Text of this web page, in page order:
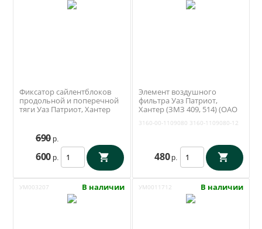
Фиксатор сайлентблоков
продольной и поперечной
тяги Уаз Патриот, Хантер
690 р.
600 р.
Элемент воздушного
фильтра Уаз Патриот,
Хантер (ЗМЗ 409, 514) (ОАО
00-1109080
3160-00-1109080 3160-1109080-12
480 р.
УМ003207 В наличии УМ0011712 В наличии